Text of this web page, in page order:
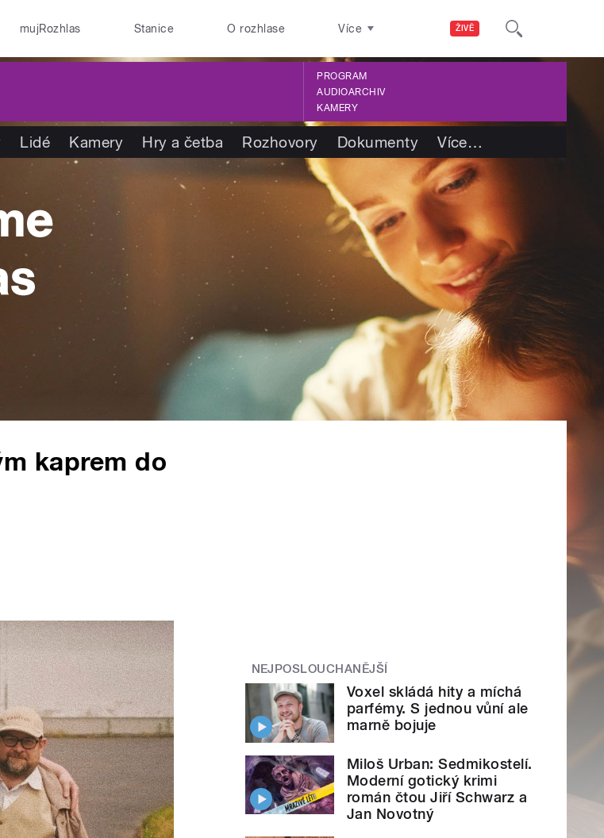
ŽIVĚ
mujRozhlas Stanice O rozhlase Více
PROGRAM
AUDIOARCHIV
KAMERY
Lidé Kamery Hry a četba Rozhovory Dokumenty Více…
kaprem do
NEJPOSLOUCHANĚJŠÍ
Voxel skládá hity a míchá
parfémy. S jednou vůní ale
marně bojuje
Miloš Urban: Sedmikostelí.
Moderní gotický krimi
román čtou Jiří Schwarz a
Jan Novotný